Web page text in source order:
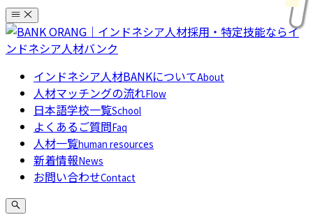
コ
ン
テ
インドネシア人材BANKについてAbout
人材マッチングの流れFlow
日本語学校一覧School
よくあるご質問Faq
人材一覧human resources
新着情報News
お問い合わせContact